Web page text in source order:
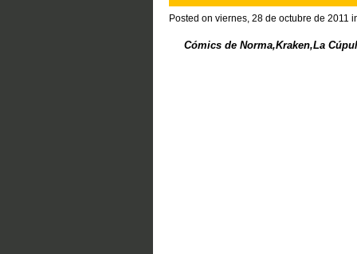
Posted on viernes, 28 de octubre de 2011
Cómics de Norma,Kraken,La